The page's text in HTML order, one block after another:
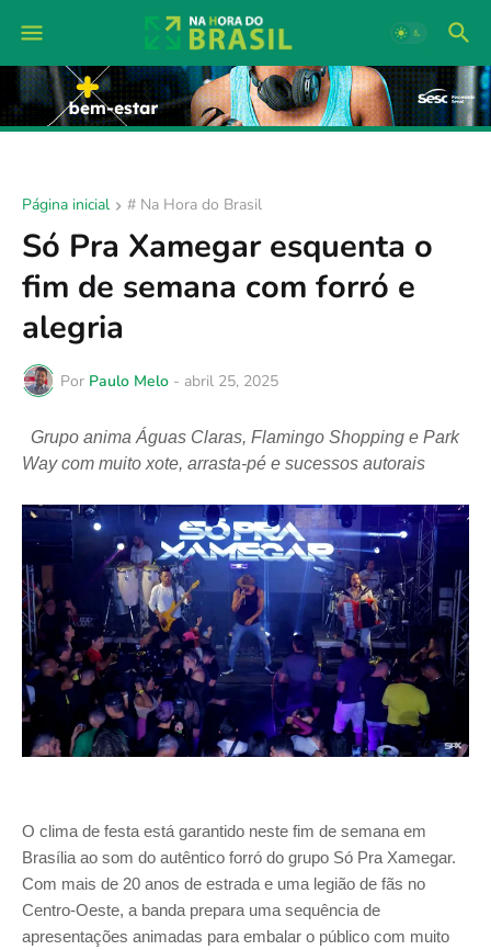
Página inicial # Na Hora do Brasil
Só Pra Xamegar esquenta o
fim de semana com forró e
alegria
Por Paulo Melo - abril 25, 2025
Grupo anima Águas Claras, Flamingo Shopping e Park
Way com muito xote, arrasta-pé e sucessos autorais
O clima de festa está garantido neste fim de semana em
Brasília ao som do autêntico forró do grupo Só Pra Xamegar.
Com mais de 20 anos de estrada e uma legião de fãs no
Centro-Oeste, a banda prepara uma sequência de
apresentações animadas para embalar o público com muito